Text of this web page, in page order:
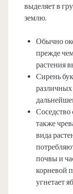
выделяет в
землю.
Обычно
прежде
растения
Сирень
различных
также
вида
почвы и
корневой
угнетает